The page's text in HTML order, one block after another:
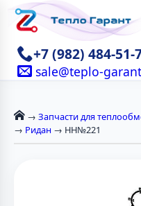
+7 (982) 484-51-
sale@teplo-
→ Запчасти для
→ Ридан → НН№221